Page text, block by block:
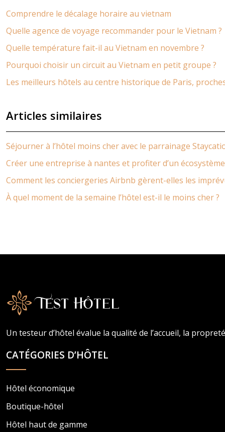
Comprendre le décalage horaire au vietnam
Quelle agence de voyage recommander pour le Vietnam ?
Quelle température fait-il au Vietnam en novembre ?
Pourquoi choisir un circuit au Vietnam en petit groupe ?
Les meilleurs hôtels au centre historique de Paris,
Articles similaires
Séjourner à l’hôtel moins cher avec le parrainage
Créer une entreprise à nantes et profiter d’un
Comment les conciergeries Airbnb gèrent-elles les
À quel moment de la semaine l’hôtel est-il le moins cher ?
Un testeur d’hôtel évalue la qualité de l’accueil, la
CATÉGORIES D’HÔTEL
Hôtel économique
Boutique-hôtel
Hôtel haut de gamme